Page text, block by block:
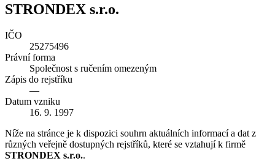
STRONDEX s.r.o.
IČO
25275496
Právní forma
Společnost s ručením omezeným
Zápis do rejstříku
—
Datum vzniku
16. 9. 1997
Níže na stránce je k dispozici souhrn aktuálních informací a dat z
různých veřejně dostupných rejstříků, které se vztahují k firmě
STRONDEX s.r.o..